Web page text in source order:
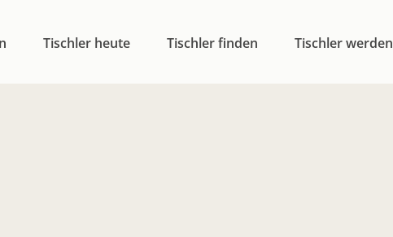
Tischler heute Tischler finden Tischler werden